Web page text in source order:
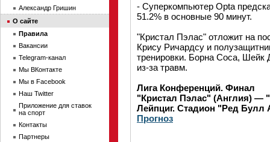
- Суперкомпьютер Opta
51.2% в основные 90 минут.
"Кристал Пэлас" отложит на
Крису Ричардсу и
тренировки. Борна Соса, Шейк
из-за травм.
Лига Конференций. Финал
"Кристал Пэлас" (Англия) —
Лейпциг. Стадион "Ред Булл
Прогноз
Александр Гришин
О сайте
Правила
Вакансии
Telegram-канал
Мы ВКонтакте
Мы в Facebook
Наш Twitter
Приложение для ставок
на спорт
Контакты
Партнеры